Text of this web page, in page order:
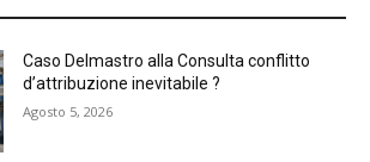
Caso Delmastro alla Consulta conflitto
d’attribuzione inevitabile ?
Agosto 5, 2026